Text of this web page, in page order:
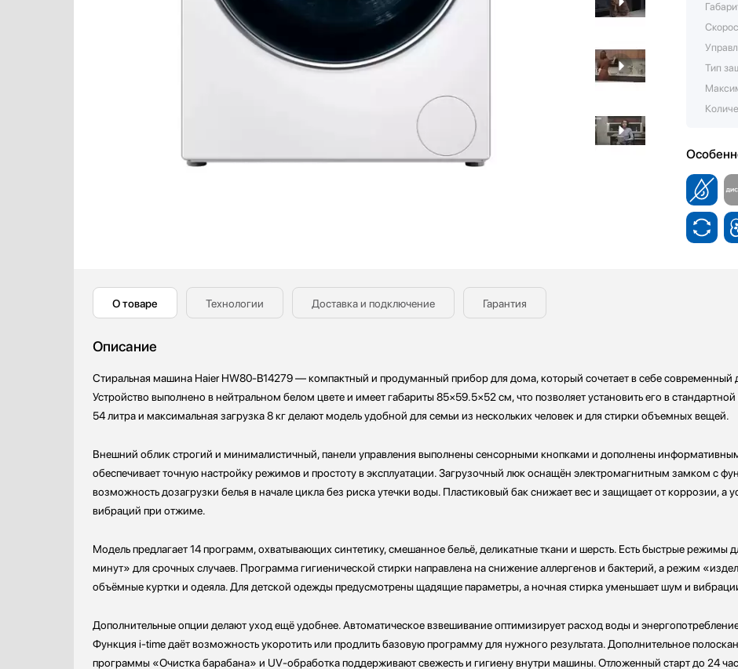
Измельчители пищевых отходов
Мультиварки
Мясорубки
Обогреватели
Пароварки
Паровые шкафы для одежды
Системы кипячения воды AquaHot
Соковыжималки
Стаканомоечные машины
Сушильные машины
Miele
Neff
Тип
О товаре Технологии Доставка и подключение Гарантия
Описание
Стиральная машина Haier HW80-B14279 — компактный и продуманный прибор для дома, который сочетает в себе современный
Устройство выполнено в нейтральном белом цвете и имеет габариты 85×59.5×52 см, что позволяет установить его в
54 литра и максимальная загрузка 8 кг делают модель удобной для семьи из нескольких человек и для стирки объемных вещей.
Внешний облик строгий и минималистичный, панели управления выполнены сенсорными кнопками и дополнены
обеспечивает точную настройку режимов и простоту в эксплуатации. Загрузочный люк оснащён электромагнитным замком с
возможность дозагрузки белья в начале цикла без риска утечки воды. Пластиковый бак снижает вес и защищает от коррозии, а
вибраций при отжиме.
Модель предлагает 14 программ, охватывающих синтетику, смешанное бельё, деликатные ткани и шерсть. Есть быстрые режимы
минут» для срочных случаев. Программа гигиенической стирки направлена на снижение аллергенов и бактерий, а режим
объёмные куртки и одеяла. Для детской одежды предусмотрены щадящие параметры, а ночная стирка уменьшает шум и
Дополнительные опции делают уход ещё удобнее. Автоматическое взвешивание оптимизирует расход воды и
Функция i-time даёт возможность укоротить или продлить базовую программу для нужного результата. Дополнительное
программы «Очистка барабана» и UV-обработка поддерживают свежесть и гигиену внутри машины. Отложенный старт до 24